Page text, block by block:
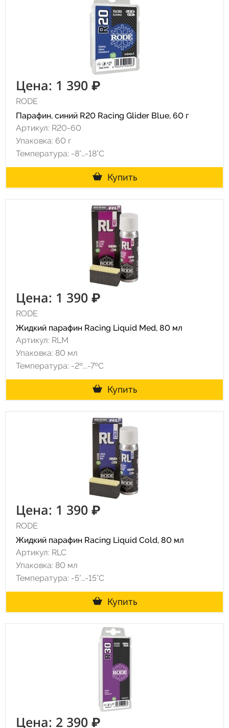
Цена: 1 390 ₽
RODE
Парафин, синий R20 Racing Glider Blue, 60 г
Артикул: R20-60
Упаковка: 60 г
Температура: -8°…-18°C
Купить
Цена: 1 390 ₽
RODE
Жидкий парафин Racing Liquid Med, 80 мл
Артикул: RLM
Упаковка: 80 мл
Температура: -2º...-7ºC
Купить
Цена: 1 390 ₽
RODE
Жидкий парафин Racing Liquid Cold, 80 мл
Артикул: RLC
Упаковка: 80 мл
Температура: -5°…-15°C
Купить
Цена: 2 390 ₽